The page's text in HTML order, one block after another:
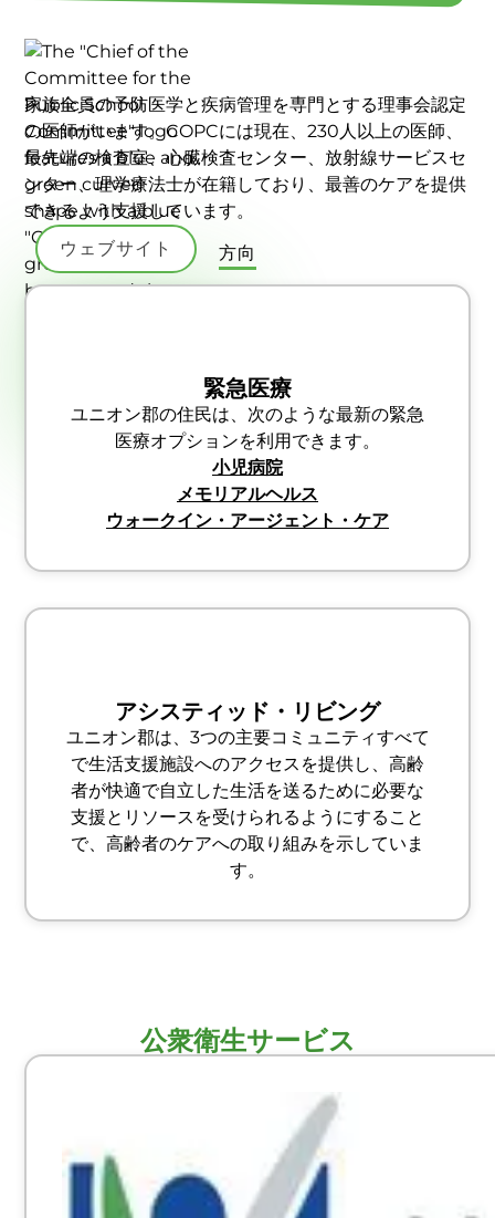
家族全員の予防医学と疾病管理を専門とする理事会認定
の医師がいます。COPCには現在、230人以上の医師、
最先端の検査室、心臓検査センター、放射線サービスセ
ンター、理学療法士が在籍しており、最善のケアを提供
できるよう支援しています。
ウェブサイト
方向
緊急医療
ユニオン郡の住民は、次のような最新の緊急
医療オプションを利用できます。
小児病院
メモリアルヘルス
ウォークイン・アージェント・ケア
アシスティッド・リビング
ユニオン郡は、3つの主要コミュニティすべて
で生活支援施設へのアクセスを提供し、高齢
者が快適で自立した生活を送るために必要な
支援とリソースを受けられるようにすること
で、高齢者のケアへの取り組みを示していま
す。
公衆衛生サービス